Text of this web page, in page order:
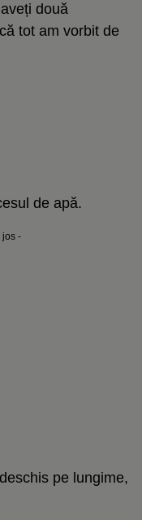
două
tot am vorbit de
de apă.
jos -
pe lungime,